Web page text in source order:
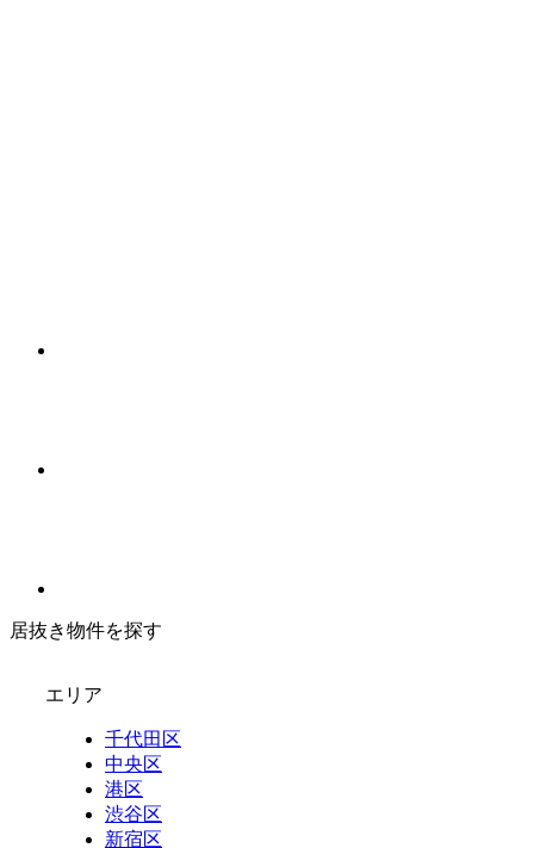
居抜き物件を探す
エリア
千代田区
中央区
港区
渋谷区
新宿区